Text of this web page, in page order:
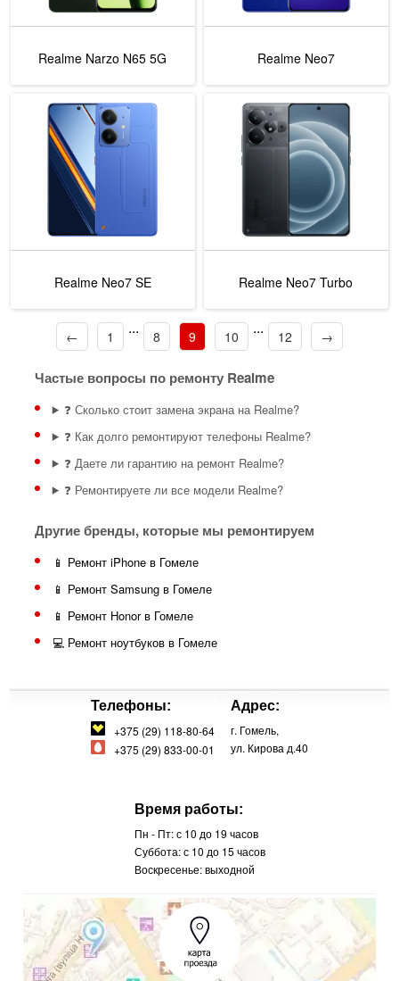
Realme Narzo N65 5G Realme Neo7
Realme Neo7 SE Realme Neo7 Turbo
← 1 ... 8 9 10 ... 12 →
Частые вопросы по ремонту Realme
❓ Сколько стоит замена экрана на Realme?
❓ Как долго ремонтируют телефоны Realme?
❓ Даете ли гарантию на ремонт Realme?
❓ Ремонтируете ли все модели Realme?
Другие бренды, которые мы ремонтируем
📱 Ремонт iPhone в Гомеле
📱 Ремонт Samsung в Гомеле
📱 Ремонт Honor в Гомеле
💻 Ремонт ноутбуков в Гомеле
Телефоны:
+375 (29) 118-80-64
+375 (29) 833-00-01
Адрес:
г. Гомель,
ул. Кирова д.40
Время работы:
Пн - Пт: с 10 до 19 часов
Суббота: с 10 до 15 часов
Воскресенье: выходной